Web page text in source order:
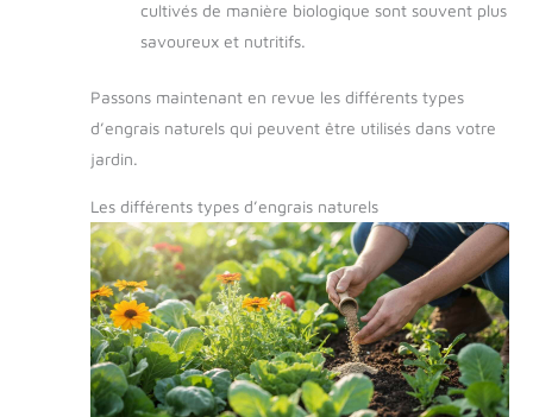
cultivés de manière biologique sont souvent plus
savoureux et nutritifs.
Passons maintenant en revue les différents types
d’engrais naturels qui peuvent être utilisés dans votre
jardin.
Les différents types d’engrais naturels